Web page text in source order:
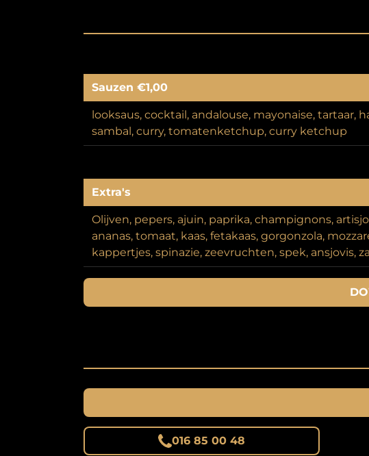
Sauzen €1,00
looksaus, cocktail, andalouse, mayonaise, tartaar,
sambal, curry, tomatenketchup, curry ketchup
Extra's
Olijven, pepers, ajuin, paprika, champignons,
ananas, tomaat, kaas, fetakaas, gorgonzola,
kappertjes, spinazie, zeevruchten, spek, ansjovis,
016 85 00 48